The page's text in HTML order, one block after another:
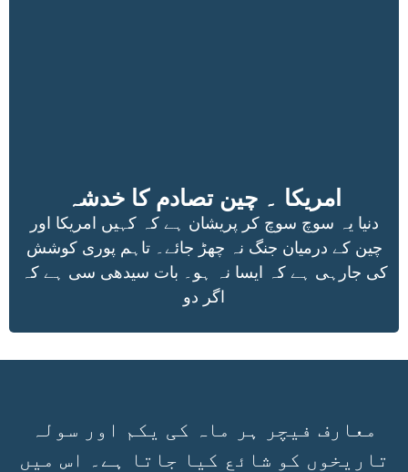
امریکا ۔ چین تصادم کا خدشہ
دنیا یہ سوچ سوچ کر پریشان ہے کہ کہیں امریکا اور
چین کے درمیان جنگ نہ چھڑ جائے۔ تاہم پوری کوشش
کی جارہی ہے کہ ایسا نہ ہو۔ بات سیدھی سی ہے کہ
اگر دو
معارف فیچر ہر ماہ کی یکم اور سولہ
تاریخوں کو شائع کیا جاتا ہے۔ اس میں